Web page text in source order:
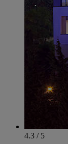
4.3 / 5